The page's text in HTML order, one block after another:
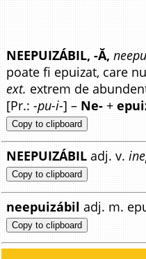
NEEPUIZÁBIL, -Ă,
poate fi epuizat, care
ext. extrem de
[Pr.:-pu-i-] – Ne- +
Copy to clipboard
NEEPUIZÁBIL adj. v.
Copy to clipboard
neepuizábil adj. m.
Copy to clipboard